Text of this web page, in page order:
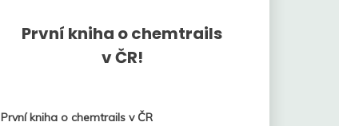
První kniha o chemtrails
v ČR!
První kniha o chemtrails v ČR